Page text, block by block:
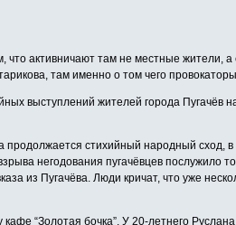
активничают там не местные
там именно о том чего
выступлений жителей города Пугачёв
стихийный народный
негодования пугачёвцев послужило
из Пугачёва. Люди кричат, что уже
“Золотая бочка”. У 20-летнего